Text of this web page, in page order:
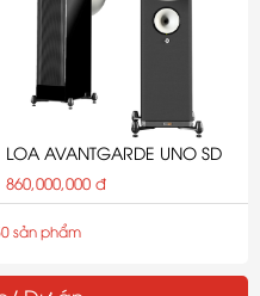
LOA AVANTGARDE UNO SD
860,000,000 đ
sản phẩm